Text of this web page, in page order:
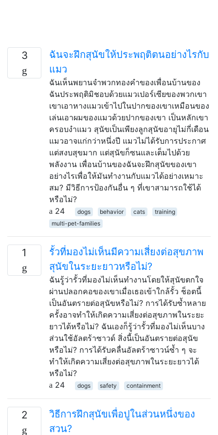
3
ฉันจะฝึกสุนัขให้ประพฤติตนอย่างไรกับ
แมว
ฉันเห็นพยานจำพวกทองคำของเพื่อนบ้านของ
ฉันประพฤติมิชอบด้วยแมวเปอร์เซียของพวกเขา
เขาเอาหางแมวเข้าไปในปากของเขาเหมือนของ
เล่นเอาผมของแมวด้วยปากของเขา เป็นหลักเขา
ครอบงำแมว สุนัขเป็นเพียงลูกสุนัขอายุไม่กี่เดือน
แมวอาจแก่กว่าหนึ่งปี แมวไม่ได้รับการประกาศ
แต่สงบสุขมาก แต่สุนัขก็ซนและเต็มไปด้วย
พลังงาน เพื่อนบ้านของฉันจะฝึกสุนัขของเขา
อย่างไรเพื่อให้มันทำงานกับแมวได้อย่างเหมาะ
สม? มีวิธีการป้องกันอื่น ๆ ที่เขาสามารถใช้ได้
หรือไม่?
24
dogs behavior cats
training
multi-pet-families
1
รั้วที่มองไม่เห็นมีความเสี่ยงต่อสุขภาพ
สุนัขในระยะยาวหรือไม่?
ฉันรู้ว่ารั้วที่มองไม่เห็นทำงานโดยให้สุนัขตกใจ
ผ่านปลอกคอของเขาเมื่อเธอเข้าใกล้รั้ว ช็อตนี้
เป็นอันตรายต่อสุนัขหรือไม่? การได้รับซ้ำหลาย
ครั้งอาจทำให้เกิดความเสี่ยงต่อสุขภาพในระยะ
ยาวได้หรือไม่? ฉันเองก็รู้ว่ารั้วที่มองไม่เห็นบาง
ส่วนใช้อัลตร้าซาวด์ สิ่งนี้เป็นอันตรายต่อสุนัข
หรือไม่? การได้รับคลื่นอัลตร้าซาวน์ซ้ำ ๆ จะ
ทำให้เกิดความเสี่ยงต่อสุขภาพในระยะยาวได้
หรือไม่?
24
dogs safety containment
2
วิธีการฝึกสุนัขเพื่อปูในส่วนหนึ่งของ
สวน?